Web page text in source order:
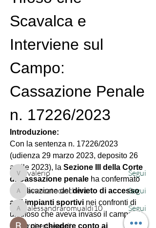
Scavalca e
Interviene sul
Campo:
Cassazione Penale
n. 17226/2023
Introduzione:
Con la sentenza n. 17226/2023
(udienza 29 marzo 2023, deposito 26
aprile 2023), la Sezione III della Corte
di Cassazione penale ha confermato
l’applicazione del divieto di accesso
agli impianti sportivi nei confronti di
un tifoso che aveva invaso il campo da
gioco per chiedere conto ai
Info
Partecipa al gruppo "Diritto Penale" per
approfondire temati...
Continua a Leggere
Membri
valeriovalerio Segui
avvocatocaschera
avvocatocaschera Segui
alessandraromualdi10
alessandraromualdi10
Segui
robertaeandi
Segui